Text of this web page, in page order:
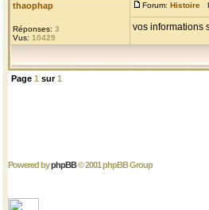
thaophap
Réponses: 3
Vus: 10429
Forum: Histoire
vos informations
Page 1 sur1
Powered byphpBB© 2001 phpBB Group